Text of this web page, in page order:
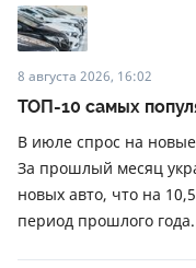
8 августа 2026, 16:02
ТОП-10 самых
В июле спрос на новые
За прошлый месяц
новых авто, что на
период прошлого года.